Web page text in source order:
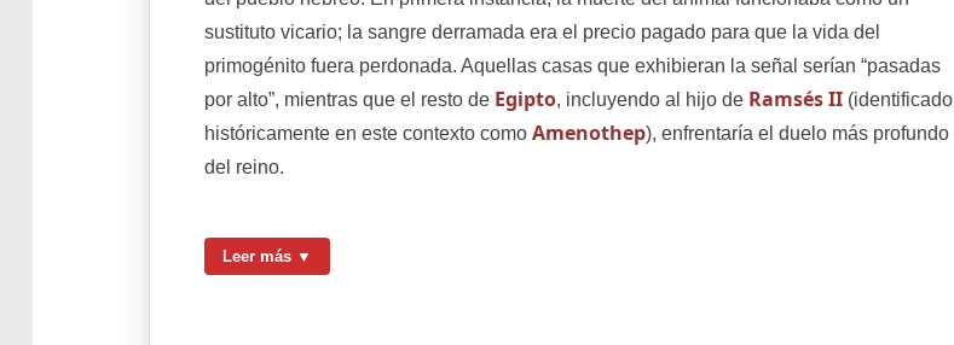
sustituto vicario; la sangre derramada era el precio pagado para que la vida del
primogénito fuera perdonada. Aquellas casas que exhibieran la señal serían “pasadas
por alto”, mientras que el resto de Egipto, incluyendo al hijo de Ramsés II(identificado
históricamente en este contexto como Amenothep), enfrentaría el duelo más profundo
del reino.
Leer más ▼